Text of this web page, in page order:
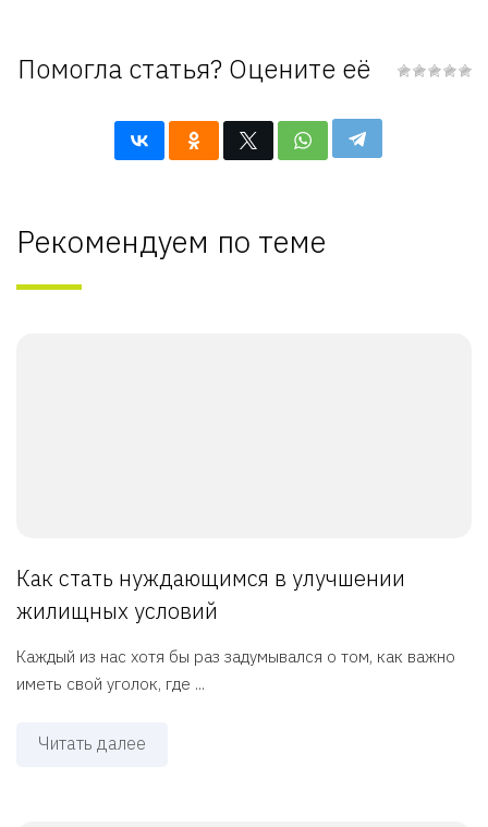
Помогла статья? Оцените её
Рекомендуем по теме
Как стать нуждающимся в улучшении
жилищных условий
Каждый из нас хотя бы раз задумывался о том, как важно
иметь свой уголок, где ...
Читать далее